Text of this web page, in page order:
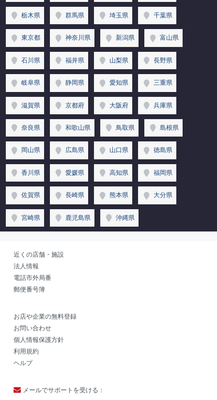
栃木県 群馬県 埼玉県 千葉県
東京都 神奈川県 新潟県 富山県
石川県 福井県 山梨県 長野県
岐阜県 静岡県 愛知県 三重県
滋賀県 京都府 大阪府 兵庫県
奈良県 和歌山県 鳥取県 島根県
岡山県 広島県 山口県 徳島県
香川県 愛媛県 高知県 福岡県
佐賀県 長崎県 熊本県 大分県
宮崎県 鹿児島県 沖縄県
近くの店舗・施設
法人情報
電話市外局番
郵便番号簿
お店や企業の無料登録
お問い合わせ
個人情報保護方針
利用規約
ヘルプ
メールでサポートを受ける：